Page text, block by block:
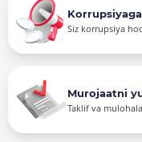
Siz korrupsiya
Murojaatni
Taklif va